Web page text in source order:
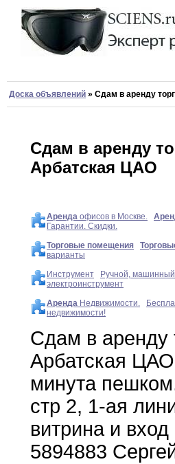
Доска объявлений » Сдам в аренду
Сдам в аренду
Арбатская ЦАО
Аренда офисов в Москве.
Гарантии. Скидки.
Торговые помещения
варианты
Инструмент
Ручной,
электроинструмент
Аренда Недвижимости.
недвижимости!
Сдам в аренду
Арбатская ЦАО
минута пешком
стр 2, 1-ая
витрина и
5894883